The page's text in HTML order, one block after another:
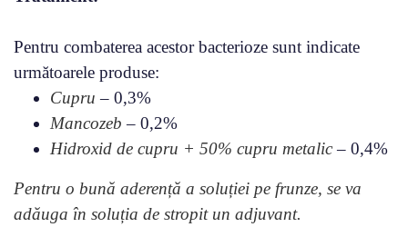
Pentru combaterea acestor bacterioze sunt indicate
următoarele produse:
Cupru – 0,3%
Mancozeb – 0,2%
Hidroxid de cupru + 50% cupru metalic– 0,4%
Pentru o bună aderență a soluției pe frunze, se va
adăuga în soluția de stropit un adjuvant.